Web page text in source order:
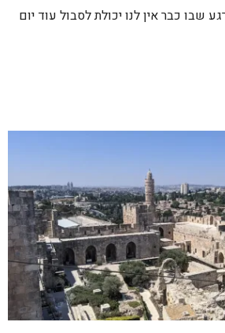
שבו כבר אין לנו יכולת לסבול עוד יום